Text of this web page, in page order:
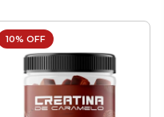
10% OFF